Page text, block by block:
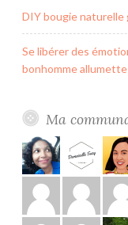
DIY bougie naturelle
Se libérer des
bonhomme allumette
Ma